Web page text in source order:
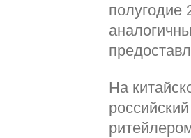
полугодие
На